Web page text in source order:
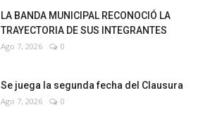
LA BANDA MUNICIPAL RECONOCIÓ LA
TRAYECTORIA DE SUS INTEGRANTES
Ago 7, 2026 0
Se juega la segunda fecha del Clausura
Ago 7, 2026 0